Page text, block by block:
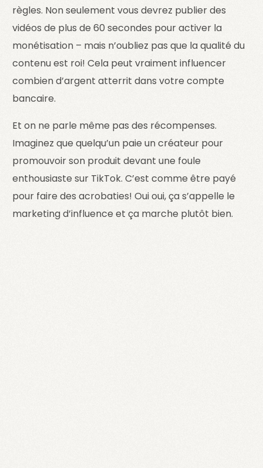
règles. Non seulement vous devrez publier des
vidéos de plus de 60 secondes pour activer la
monétisation – mais n’oubliez pas que la qualité du
contenu est roi! Cela peut vraiment influencer
combien d’argent atterrit dans votre compte
bancaire.
Et on ne parle même pas des récompenses.
Imaginez que quelqu’un paie un créateur pour
promouvoir son produit devant une foule
enthousiaste sur TikTok. C’est comme être payé
pour faire des acrobaties! Oui oui, ça s’appelle le
marketing d’influence et ça marche plutôt bien.